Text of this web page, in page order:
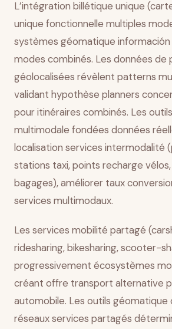
L’intégration billétique unique
unique fonctionnelle multiples
systèmes géomatique
modes combinés. Les données de
géolocalisées révèlent patterns
validant hypothèse planners
pour itinéraires combinés. Les
multimodale fondées données
localisation services intermodalité
stations taxi, points recharge
bagages), améliorer taux
services multimodaux.
Les services mobilité partagé
ridesharing, bikesharing, scooter-
progressivement écosystèmes
créant offre transport alternative
automobile. Les outils géomatique
réseaux services partagés